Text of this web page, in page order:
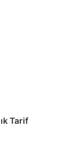
Tarif